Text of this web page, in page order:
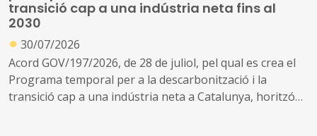
transició cap a una indústria neta fins al
2030
● 30/07/2026
Acord GOV/197/2026, de 28 de juliol, pel qual es crea el
Programa temporal per a la descarbonització i la
transició cap a una indústria neta a Catalunya, horitzó